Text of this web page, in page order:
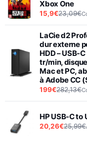
Xbox One
15,9€23,09€
LaCie d2
dur externe
HDD – USB-
tr/min,
Mac et PC,
à Adobe CC
199€282,13€
HP USB-C to
20,26€25,99€